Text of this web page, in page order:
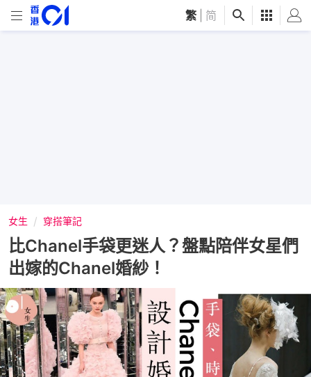
繁 简
女生 穿搭筆記
比Chanel手袋更迷人？盤點陪伴女星們
出嫁的Chanel婚紗！